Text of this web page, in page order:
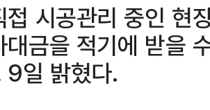
접 시공관리 중인 현
대금을 적기에 받을
9일 밝혔다.